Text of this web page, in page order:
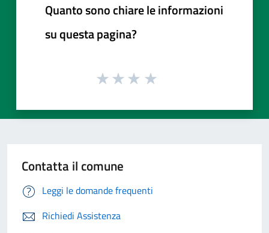
Quanto sono chiare le informazioni
su questa pagina?
Contatta il comune
Leggi le domande frequenti
Richiedi Assistenza